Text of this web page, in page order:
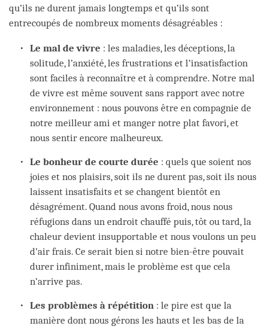
qu’ils ne durent jamais longtemps et qu’ils sont
entrecoupés de nombreux moments désagréables :
Le mal de vivre : les maladies, les déceptions, la
solitude, l’anxiété, les frustrations et l’insatisfaction
sont faciles à reconnaître et à comprendre. Notre mal
de vivre est même souvent sans rapport avec notre
environnement : nous pouvons être en compagnie de
notre meilleur ami et manger notre plat favori, et
nous sentir encore malheureux.
Le bonheur de courte durée : quels que soient nos
joies et nos plaisirs, soit ils ne durent pas, soit ils nous
laissent insatisfaits et se changent bientôt en
désagrément. Quand nous avons froid, nous nous
réfugions dans un endroit chauffé puis, tôt ou tard, la
chaleur devient insupportable et nous voulons un peu
d’air frais. Ce serait bien si notre bien-être pouvait
durer infiniment, mais le problème est que cela
n’arrive pas.
Les problèmes à répétition : le pire est que la
manière dont nous gérons les hauts et les bas de la